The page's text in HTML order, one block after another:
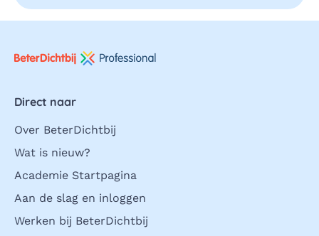
Direct naar
Over BeterDichtbij
Wat is nieuw?
Academie Startpagina
Aan de slag en inloggen
Werken bij BeterDichtbij